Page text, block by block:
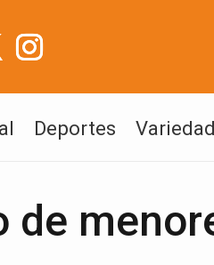
Deportes
de